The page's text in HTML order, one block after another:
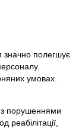
значно полегшує
умовах.
з порушеннями
реабілітації,